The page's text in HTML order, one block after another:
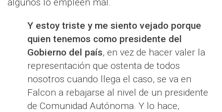
Y estoy triste y me siento vejado porque
quien tenemos como presidente del
Gobierno del país, en vez de hacer valer la
representación que ostenta de todos
nosotros cuando llega el caso, se va en
Falcon a rebajarse al nivel de un presidente
de Comunidad Autónoma. Y lo hace,